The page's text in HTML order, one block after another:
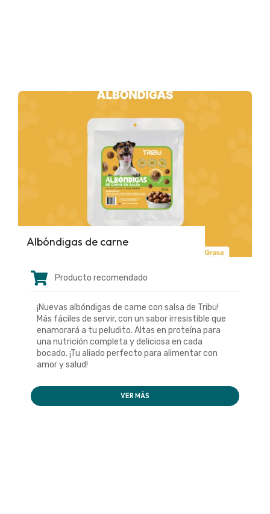
Albóndigas de carne
Producto recomendado
¡Nuevas albóndigas de carne con salsa de Tribu!
Más fáciles de servir, con un sabor irresistible que
enamorará a tu peludito. Altas en proteína para
una nutrición completa y deliciosa en cada
bocado. ¡Tu aliado perfecto para alimentar con
amor y salud!
VER MÁS